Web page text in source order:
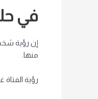
في
إن رؤية
منها.
رؤية